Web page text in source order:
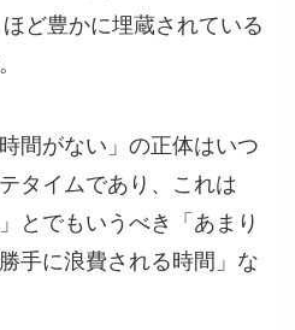
ど豊かに埋蔵されている
間がない」の正体はいつ
タイムであり、これは
」とでもいうべき「あまり
手に浪費される時間」な